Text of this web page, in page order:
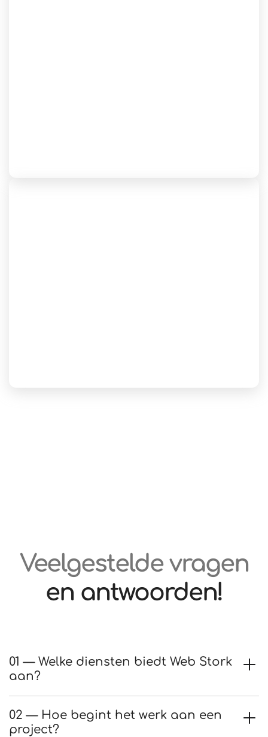
Veelgestelde vragen
en antwoorden!
01 — Welke diensten biedt Web Stork
aan?
02 — Hoe begint het werk aan een
project?